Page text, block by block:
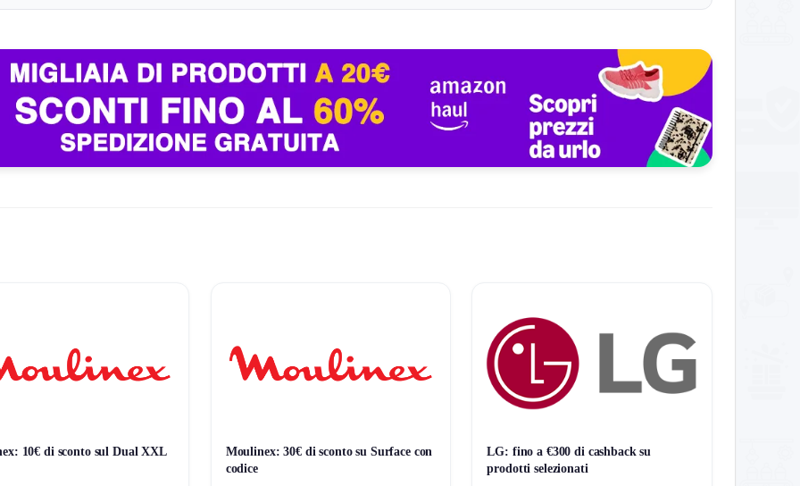
sport e giochi.
con voce.
nelle partite.
10€ di sconto sul Dual XXL
Moulinex: 30€ di sconto su Surface con
codice
LG: fino a €300 di cashback su
prodotti selezionati